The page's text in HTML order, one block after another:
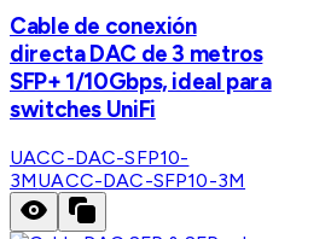
Cable de conexión
directa DAC de 3 metros
SFP+ 1/10Gbps, ideal para
switches UniFi
UACC-DAC-SFP10-
3MUACC-DAC-SFP10-3M